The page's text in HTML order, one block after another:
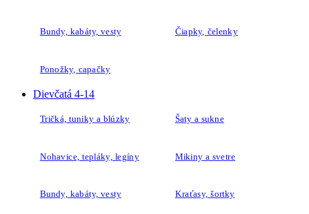
Bundy, kabáty, vesty Čiapky, čelenky
Ponožky, capačky
Dievčatá 4-14
Tričká, tuniky a blúzky Šaty a sukne
Nohavice, tepláky, legíny Mikiny a svetre
Bundy, kabáty, vesty Kraťasy, šortky